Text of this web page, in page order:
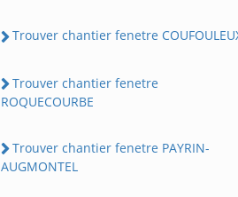
Trouver chantier fenetre
Trouver chantier fenetre
ROQUECOURBE
Trouver chantier fenetre PAYRIN-
AUGMONTEL